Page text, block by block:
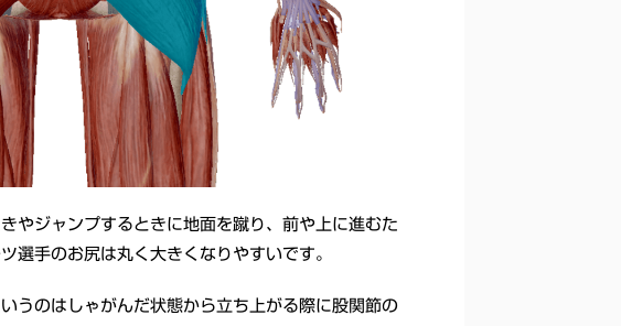
やジャンプするときに地面を蹴り、前や上に進むた
選手のお尻は丸く大きくなりやすいです。
うのはしゃがんだ状態から立ち上がる際に股関節の